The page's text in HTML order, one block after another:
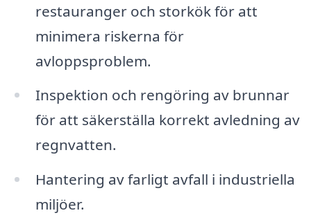
restauranger och storkök för att
minimera riskerna för
avloppsproblem.
Inspektion och rengöring av brunnar
för att säkerställa korrekt avledning av
regnvatten.
Hantering av farligt avfall i industriella
miljöer.